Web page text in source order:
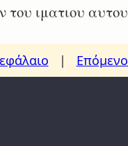
ιματιου
|